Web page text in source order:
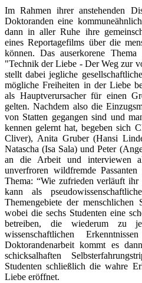
Im Rahmen ihrer anstehenden
Doktoranden eine
dann in aller Ruhe ihre
eines Reportagefilms über die
können. Das auserkorene
"Technik der Liebe - Der Weg zur
stellt dabei jegliche
mögliche Freiheiten in der Liebe
als Hauptverursacher für einen
gelten. Nachdem also die
von Statten gegangen sind und
kennen gelernt hat, begeben sich
Cliver), Anita Gruber (Hansi
Natascha (Isa Sala) und Peter
an die Arbeit und interviewen
unverfroren wildfremde
Thema: “Wie zufrieden verläuft ihr
kann als
Themengebiete der menschlichen
wobei die sechs Studenten eine
betreiben, die wiederum zu
wissenschaftlichen
Doktorandenarbeit kommt es
schicksalhaften
Studenten schließlich die wahre
Liebe eröffnet.